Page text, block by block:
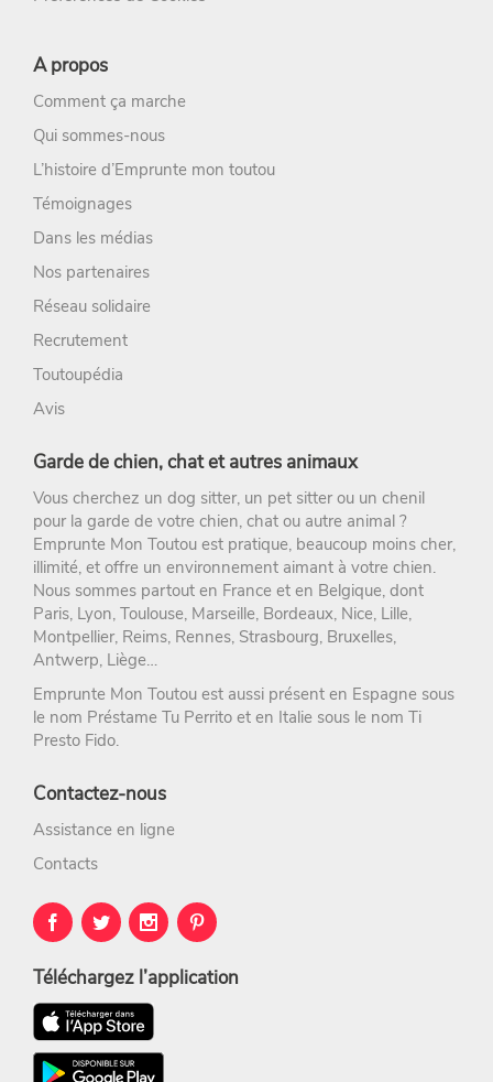
A propos
Comment ça marche
Qui sommes-nous
L’histoire d’Emprunte mon toutou
Témoignages
Dans les médias
Nos partenaires
Réseau solidaire
Recrutement
Toutoupédia
Avis
Garde de chien, chat et autres animaux
Vous cherchez un dog sitter, un pet sitter ou un chenil
pour la garde de votre chien, chat ou autre animal ?
Emprunte Mon Toutou est pratique, beaucoup moins cher,
illimité, et offre un environnement aimant à votre chien.
Nous sommes partout en France et en Belgique, dont
Paris, Lyon, Toulouse, Marseille, Bordeaux, Nice, Lille,
Montpellier, Reims, Rennes, Strasbourg, Bruxelles,
Antwerp, Liège…
Emprunte Mon Toutou est aussi présent en Espagne sous
le nom Préstame Tu Perrito et en Italie sous le nom Ti
Presto Fido.
Contactez-nous
Assistance en ligne
Contacts
Téléchargez l’application